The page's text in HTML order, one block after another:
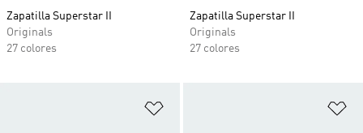
Zapatilla Superstar II
Originals
27 colores
Zapatilla Superstar II
Originals
27 colores